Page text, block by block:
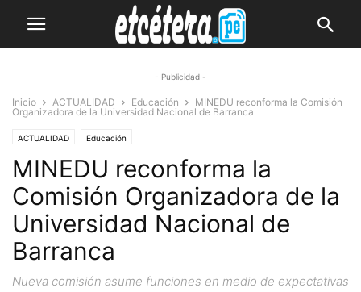
- Publicidad -
Inicio ACTUALIDAD Educación
MINEDU reconforma la Comisión
Organizadora de la Universidad Nacional de Barranca
ACTUALIDAD Educación
MINEDU reconforma la
Comisión Organizadora de la
Universidad Nacional de
Barranca
Nueva comisión asume funciones en medio de expectativas